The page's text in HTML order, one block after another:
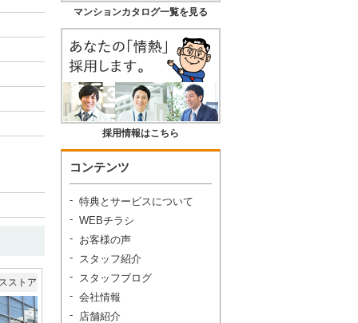
ストア
マンションカタログ一覧を見る
採用情報はこちら
コンテンツ
特典とサービスについて
WEBチラシ
お客様の声
スタッフ紹介
スタッフブログ
会社情報
店舗紹介